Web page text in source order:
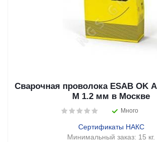
Сварочная проволока ESAB OK
M 1.2 мм в Москве
Много
Сертификаты НАКС
Минимальный заказ: 15 кг.